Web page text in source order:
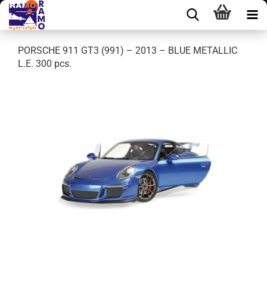
PORSCHE 911 GT3 (991) – 2013 – BLUE METALLIC
L.E. 300 pcs.